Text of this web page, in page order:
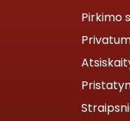
Pirkimo